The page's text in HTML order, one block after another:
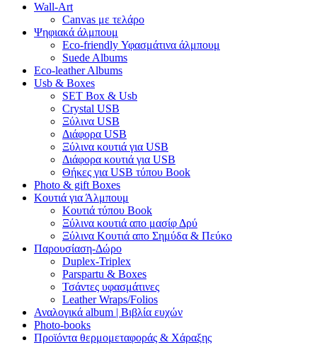
Wall-Art
Canvas με τελάρο
Ψηφιακά άλμπουμ
Eco-friendly Υφασμάτινα άλμπουμ
Suede Albums
Eco-leather Albums
Usb & Boxes
SET Box & Usb
Crystal USB
Ξύλινα USB
Διάφορα USB
Ξύλινα κουτιά για USB
Διάφορα κουτιά για USB
Θήκες για USB τύπου Book
Photo & gift Boxes
Κουτιά για Άλμπουμ
Κουτιά τύπου Book
Ξύλινα κουτιά απο μασίφ Δρύ
Ξύλινα Κουτιά απο Σημύδα & Πεύκο
Παρουσίαση-Δώρο
Duplex-Triplex
Parspartu & Boxes
Τσάντες υφασμάτινες
Leather Wraps/Folios
Αναλογικά album | Βιβλία ευχών
Photo-books
Προϊόντα θερμομεταφοράς & Χάραξης